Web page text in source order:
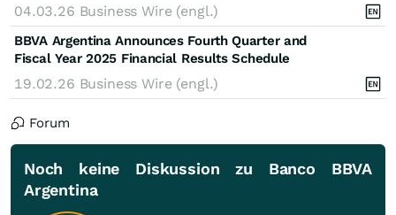
04.03.26 Business Wire (engl.)
BBVA Argentina Announces Fourth Quarter and
Fiscal Year 2025 Financial Results Schedule
19.02.26 Business Wire (engl.)
Forum
Noch keine Diskussion zu Banco BBVA
Argentina